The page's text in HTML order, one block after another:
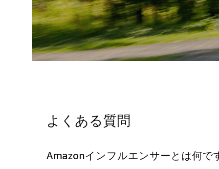
よくある質問
Amazonインフルエンサーとは何で